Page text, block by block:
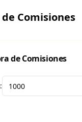
Comisiones
de Comisiones